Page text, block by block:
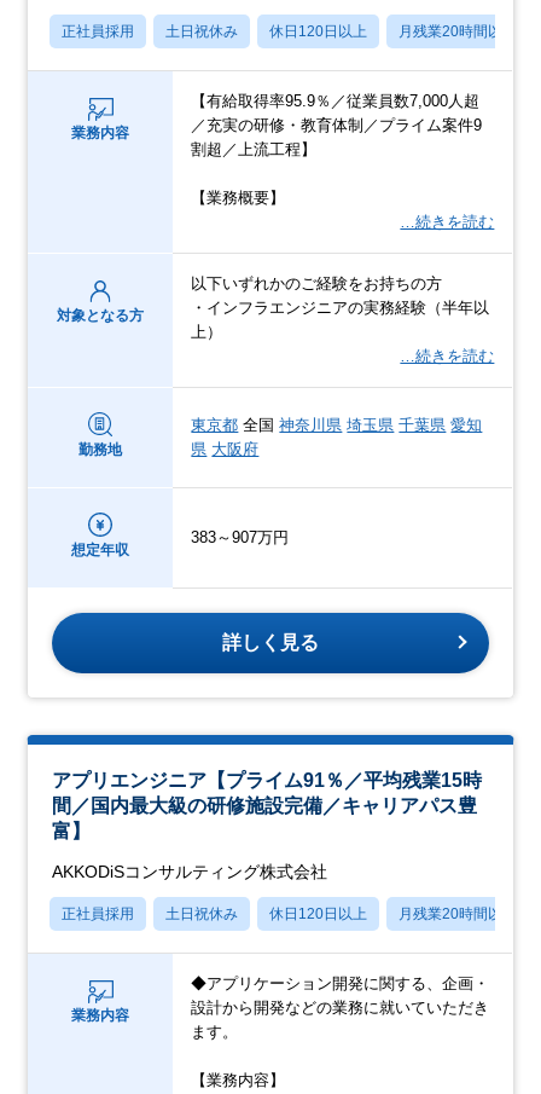
正社員採用 土日祝休み 休日120日以上 月残業20時間以内
業務内容
【有給取得率95.9％／従業員数7,000人超
／充実の研修・教育体制／プライム案件9
割超／上流工程】
【業務概要】
…続きを読む
対象となる方
以下いずれかのご経験をお持ちの方
・インフラエンジニアの実務経験（半年以
上）
…続きを読む
勤務地
東京都 全国神奈川県 埼玉県 千葉県 愛知
県 大阪府
想定年収
383～907万円
詳しく見る
アプリエンジニア【プライム91％／平均残業15時
間／国内最大級の研修施設完備／キャリアパス豊
富】
AKKODiSコンサルティング株式会社
正社員採用 土日祝休み 休日120日以上 月残業20時間以内
業務内容
◆アプリケーション開発に関する、企画・
設計から開発などの業務に就いていただき
ます。
【業務内容】